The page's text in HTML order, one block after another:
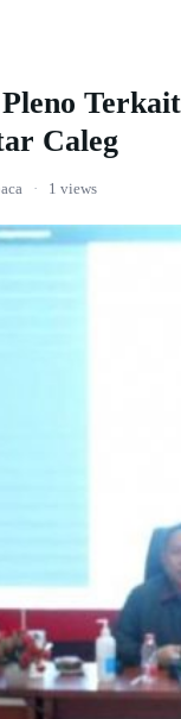
Terkait
Caleg
· 1 views